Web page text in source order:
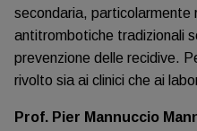
secondaria, particolarmente
antitrombotiche tradizionali
prevenzione delle recidive.
rivolto sia ai clinici che ai
Prof. Pier Mannuccio